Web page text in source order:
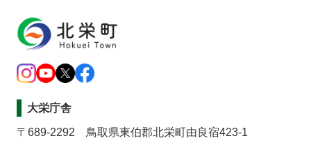
大栄庁舎
〒689-2292 鳥取県東伯郡北栄町由良宿423-1